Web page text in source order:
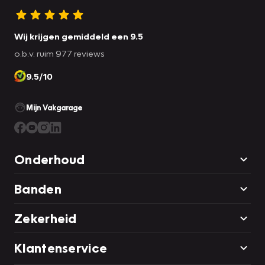
Wij krijgen gemiddeld een 9.5
o.b.v. ruim 977 reviews
9.5/10
Mijn Vakgarage
Onderhoud
Banden
Zekerheid
Klantenservice